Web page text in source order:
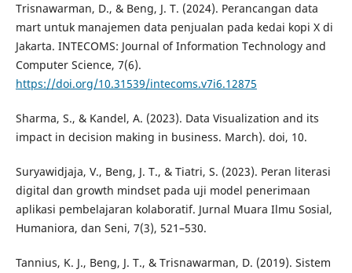
Trisnawarman, D., & Beng, J. T. (2024). Perancangan data
mart untuk manajemen data penjualan pada kedai kopi X di
Jakarta. INTECOMS: Journal of Information Technology and
Computer Science, 7(6).
https://doi.org/10.31539/intecoms.v7i6.12875
Sharma, S., & Kandel, A. (2023). Data Visualization and its
impact in decision making in business. March). doi, 10.
Suryawidjaja, V., Beng, J. T., & Tiatri, S. (2023). Peran literasi
digital dan growth mindset pada uji model penerimaan
aplikasi pembelajaran kolaboratif. Jurnal Muara Ilmu Sosial,
Humaniora, dan Seni, 7(3), 521–530.
Tannius, K. J., Beng, J. T., & Trisnawarman, D. (2019). Sistem